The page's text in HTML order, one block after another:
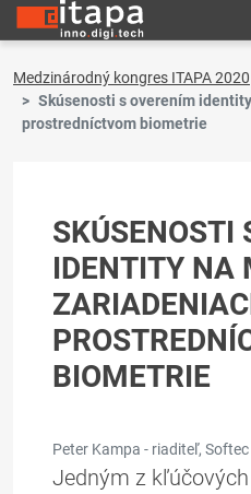
Medzinárodný kongres ITAPA 2020
Skúsenosti s overením
prostredníctvom biometrie
SKÚSENOSTI
IDENTITY NA
BIOMETRIE
Peter Kampa - riaditeľ, Softec
Jedným z